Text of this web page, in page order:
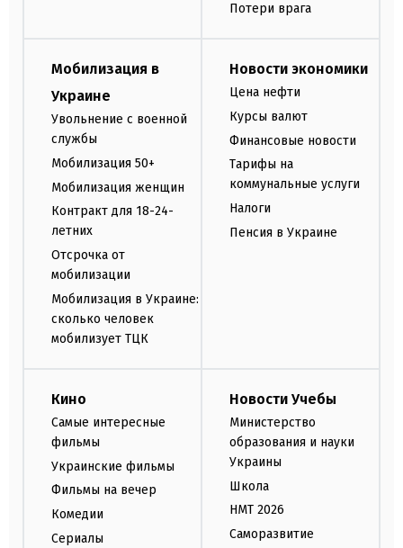
Потери врага
Мобилизация в
Украине
Увольнение с военной
службы
Мобилизация 50+
Мобилизация женщин
Контракт для 18-24-
летних
Отсрочка от
мобилизации
Мобилизация в Украине:
сколько человек
мобилизует ТЦК
Новости экономики
Цена нефти
Курсы валют
Финансовые новости
Тарифы на
коммунальные услуги
Налоги
Пенсия в Украине
Кино
Самые интересные
фильмы
Украинские фильмы
Фильмы на вечер
Комедии
Сериалы
Новости Учебы
Министерство
образования и науки
Украины
Школа
НМТ 2026
Саморазвитие